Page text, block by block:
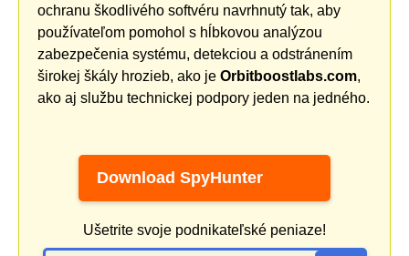
ochranu škodlivého softvéru navrhnutý tak, aby
používateľom pomohol s hĺbkovou analýzou
zabezpečenia systému, detekciou a odstránením
širokej škály hrozieb, ako je Orbitboostlabs.com,
ako aj službu technickej podpory jeden na jedného.
Download SpyHunter
Ušetrite svoje podnikateľské peniaze!